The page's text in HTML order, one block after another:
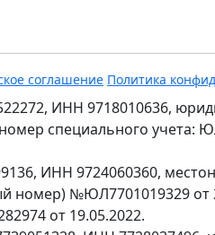
соглашение Политика
ИНН 9718010636,
специального учета:
ИНН 9724060360,
номер) №ЮЛ7701019329 от
от 19.05.2022.